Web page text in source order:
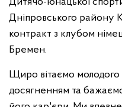
Дніпровського району
контракт з клубом
Бремен.
Щиро вітаємо молодого
досягненням та